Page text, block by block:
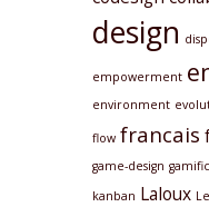
design
empowerment
environment
flow francais
game-design
kanban Laloux